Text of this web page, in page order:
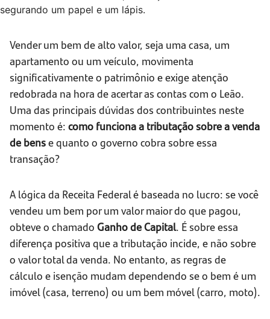
Vender um bem de alto valor, seja uma casa, um
apartamento ou um veículo, movimenta
significativamente o patrimônio e exige atenção
redobrada na hora de acertar as contas com o Leão.
Uma das principais dúvidas dos contribuintes neste
momento é: como funciona a tributação sobre a venda
de bense quanto o governo cobra sobre essa
transação?
A lógica da Receita Federal é baseada no lucro: se você
vendeu um bem por um valor maior do que pagou,
obteve o chamado Ganho de Capital. É sobre essa
diferença positiva que a tributação incide, e não sobre
o valor total da venda. No entanto, as regras de
cálculo e isenção mudam dependendo se o bem é um
imóvel (casa, terreno) ou um bem móvel (carro, moto).